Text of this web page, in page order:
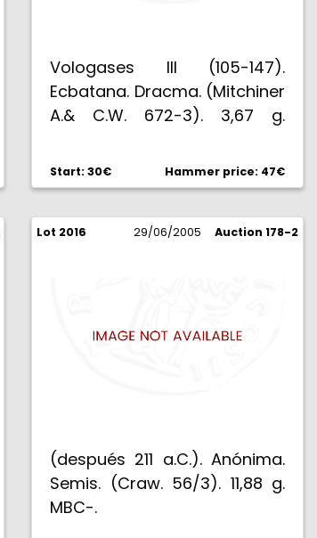
Vologases III (105-147).
Ecbatana. Dracma. (Mitchiner
A.& C.W. 672-3). 3,67 g.
Start: 30€ Hammer price: 47€
Lot 2016 29/06/2005 Auction 178-2
(después 211 a.C.). Anónima.
Semis. (Craw. 56/3). 11,88 g.
MBC-.